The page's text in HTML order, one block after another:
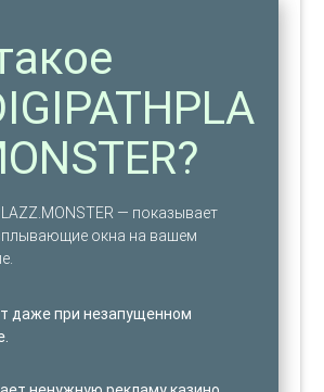
— показывает
окна на вашем
даже при незапущенном